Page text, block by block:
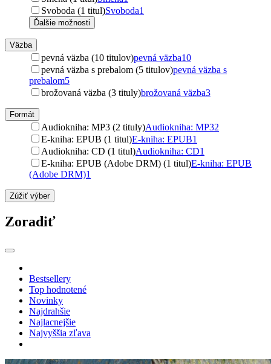
Svoboda (1 titul)Svoboda1
Ďalšie možnosti
Väzba
pevná väzba (10 titulov)pevná väzba10
pevná väzba s prebalom (5 titulov)pevná väzba s
prebalom5
brožovaná väzba (3 tituly)brožovaná väzba3
Formát
Audiokniha: MP3 (2 tituly)Audiokniha: MP32
E-kniha: EPUB (1 titul)E-kniha: EPUB1
Audiokniha: CD (1 titul)Audiokniha: CD1
E-kniha: EPUB (Adobe DRM) (1 titul)E-kniha: EPUB
(Adobe DRM)1
Zúžiť výber
Zoradiť
Bestsellery
Top hodnotené
Novinky
Najdrahšie
Najlacnejšie
Najvyššia zľava